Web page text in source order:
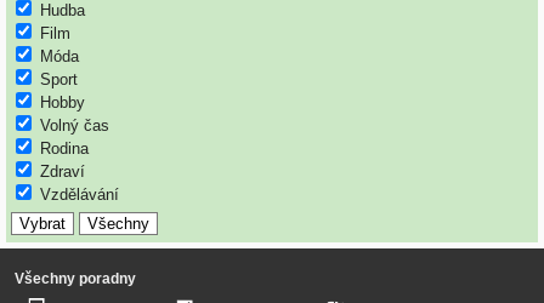
Hudba
Film
Móda
Sport
Hobby
Volný čas
Rodina
Zdraví
Vzdělávání
Všechny poradny